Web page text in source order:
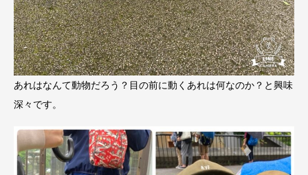
あれはなんて動物だろう？目の前に動くあれは何なのか？と興味
深々です。